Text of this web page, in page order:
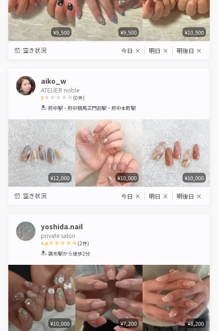
¥9,500 ¥9,500 ¥10,500
空き状況 今日 × 明日 × 明後日 ×
aiko_w
ATELIER noble
0
1 2 3 4 5
(0件)
府中駅・府中競馬正門前駅・府中本町駅
¥12,000 ¥10,000 ¥10,000
空き状況 今日 × 明日 × 明後日 ×
yoshida.nail
private salon
4.8
1 2 3 4 5
(2件)
調布駅から徒歩2分
¥10,000 ¥7,200 ¥8,200